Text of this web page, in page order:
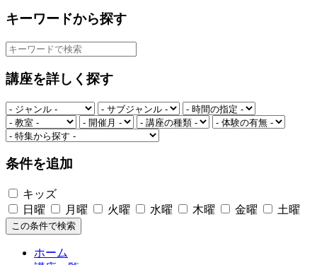
キーワードから探す
講座を詳しく探す
条件を追加
キッズ
日曜
月曜 火曜 水曜 木曜 金曜 土曜
この条件で検索
ホーム